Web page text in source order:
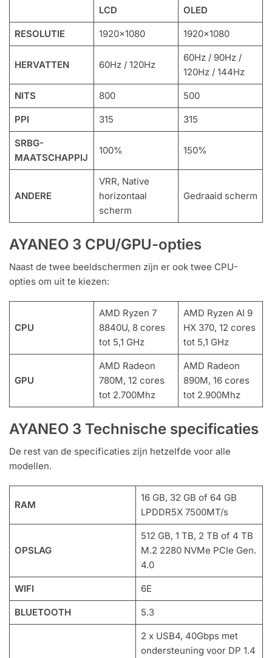
LCD OLED
RESOLUTIE 1920×1080 1920×1080
HERVATTEN 60Hz / 120Hz
60Hz / 90Hz /
120Hz / 144Hz
NITS 800 500
PPI 315 315
SRBG-
MAATSCHAPPIJ
100% 150%
ANDERE
VRR, Native
horizontaal
scherm
Gedraaid scherm
AYANEO 3 CPU/GPU-opties
Naast de twee beeldschermen zijn er ook twee CPU-
opties om uit te kiezen:
CPU
AMD Ryzen 7
8840U, 8 cores
tot 5,1 GHz
AMD Ryzen AI 9
HX 370, 12 cores
tot 5,1 GHz
GPU
AMD Radeon
780M, 12 cores
tot 2.700Mhz
AMD Radeon
890M, 16 cores
tot 2.900Mhz
AYANEO 3 Technische specificaties
De rest van de specificaties zijn hetzelfde voor alle
modellen.
RAM
16 GB, 32 GB of 64 GB
LPDDR5X 7500MT/s
OPSLAG
512 GB, 1 TB, 2 TB of 4 TB
M.2 2280 NVMe PCIe Gen.
4.0
WIFI 6E
BLUETOOTH 5.3
2 x USB4, 40Gbps met
ondersteuning voor DP 1.4